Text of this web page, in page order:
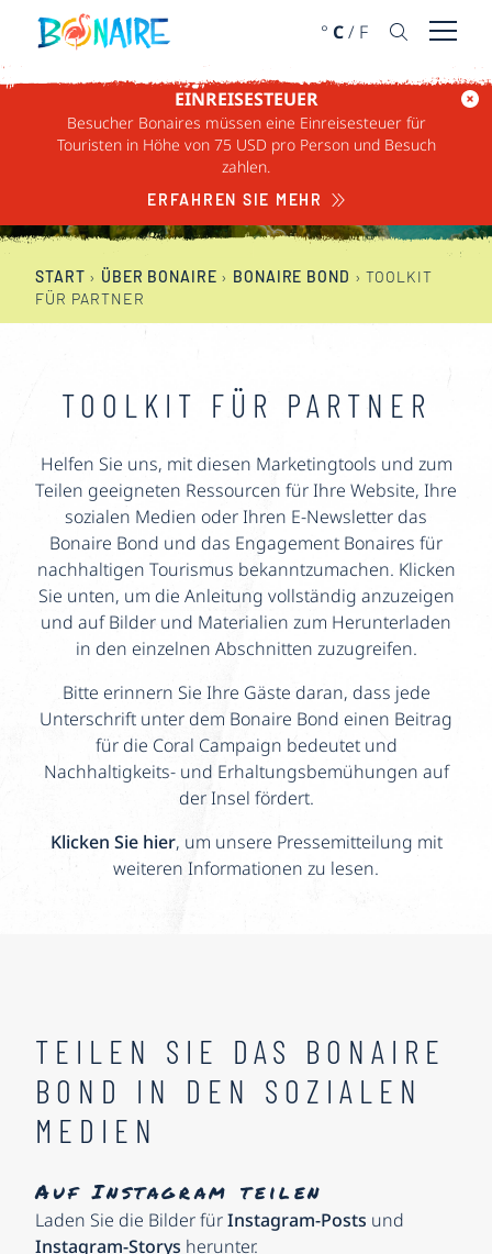
WEITER ZUM INHALT
° C/ F Menü
EINREISESTEUER
Besucher Bonaires müssen eine Einreisesteuer für
Touristen in Höhe von 75 USD pro Person und Besuch
zahlen.
ERFAHREN SIE MEHR
DAS BONAIRE BOND
START › ÜBER BONAIRE › BONAIRE BOND ›TOOLKIT
FÜR PARTNER
TOOLKIT FÜR PARTNER
Helfen Sie uns, mit diesen Marketingtools und zum
Teilen geeigneten Ressourcen für Ihre Website, Ihre
sozialen Medien oder Ihren E-Newsletter das
Bonaire Bond und das Engagement Bonaires für
nachhaltigen Tourismus bekanntzumachen. Klicken
Sie unten, um die Anleitung vollständig anzuzeigen
und auf Bilder und Materialien zum Herunterladen
in den einzelnen Abschnitten zuzugreifen.
Bitte erinnern Sie Ihre Gäste daran, dass jede
Unterschrift unter dem Bonaire Bond einen Beitrag
für die Coral Campaign bedeutet und
Nachhaltigkeits- und Erhaltungsbemühungen auf
der Insel fördert.
Klicken Sie hier, um unsere Pressemitteilung mit
weiteren Informationen zu lesen.
TEILEN SIE DAS BONAIRE
BOND IN DEN SOZIALEN
MEDIEN
Auf Instagram teilen
Laden Sie die Bilder fürInstagram-Posts und
Instagram-Storys herunter.